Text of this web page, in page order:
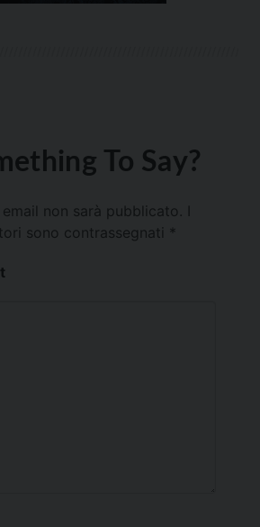
To Say?
non sarà pubblicato.
sono contrassegnati *